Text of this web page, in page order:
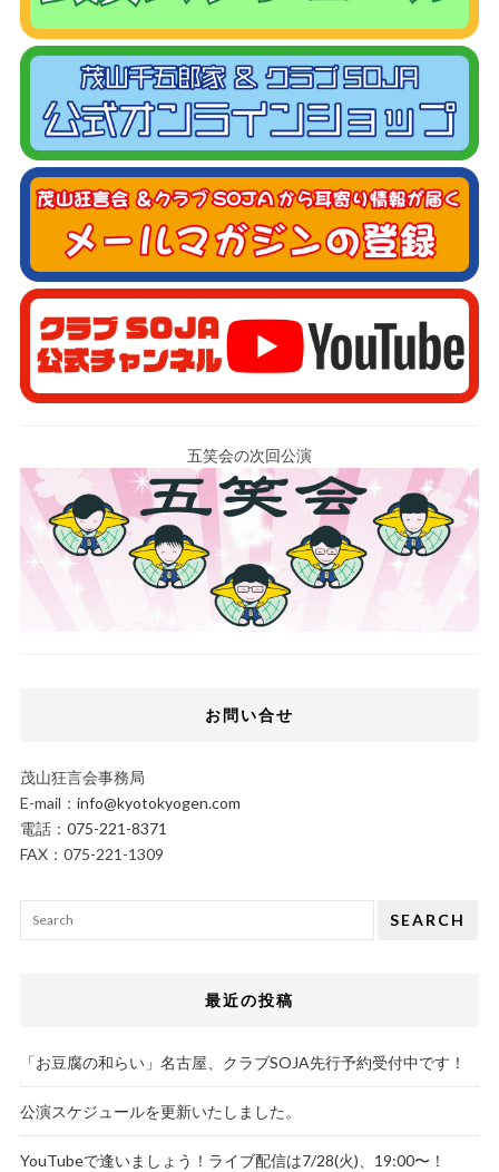
五笑会の次回公演
お問い合せ
茂山狂言会事務局
E-mail： info@kyotokyogen.com
電話： 075-221-8371
FAX：075-221-1309
SEARCH
最近の投稿
「お豆腐の和らい」名古屋、クラブSOJA先行予約受付中です！
公演スケジュールを更新いたしました。
YouTubeで逢いましょう！ライブ配信は7/28(火)、19:00〜！